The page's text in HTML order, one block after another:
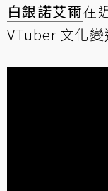
白銀諾艾爾在
VTuber 文化變